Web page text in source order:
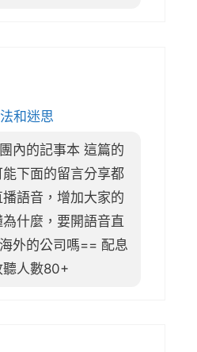
和迷思
內的記事本 這篇的
下面的留言分享都
語音，增加大家的
什麼，要開語音直
外的公司嗎== 配息
聽人數80+